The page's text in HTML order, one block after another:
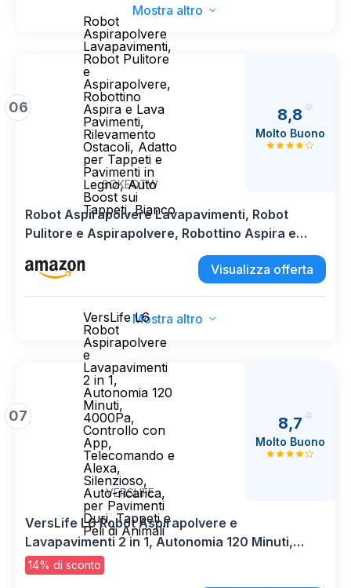
Mostra altro
06
Robot
Aspirapolvere
Lavapavimenti,
Robot Pulitore
e
Aspirapolvere,
Robottino
Aspira e Lava
Pavimenti,
Rilevamento
Ostacoli, Adatto
per Tappeti e
Pavimenti in
Legno, Auto
Boost sui
Tappeti, Bianco
SOKEQTW
8,8
Molto Buono
Robot Aspirapolvere Lavapavimenti, Robot
Pulitore e Aspirapolvere, Robottino Aspira e
Lava Pavimenti, Rilevamento Ostacoli, Adatto
per Tappeti e Pavimenti in Legno, Auto Boost sui
Visualizza offerta
Mostra altro
07
VersLife L6
Robot
Aspirapolvere
e
Lavapavimenti
2 in 1,
Autonomia 120
Minuti,
4000Pa,
Controllo con
App,
Telecomando e
Alexa,
Silenzioso,
Auto-ricarica,
per Pavimenti
Duri, Tappeti e
Peli di Animali
VERSLIFE
8,7
Molto Buono
VersLife L6 Robot Aspirapolvere e
Lavapavimenti 2 in 1, Autonomia 120 Minuti,
4000Pa, Controllo con App, Telecomando e
Alexa, Silenzioso, Auto-ricarica, per Pavimenti
14% di sconto